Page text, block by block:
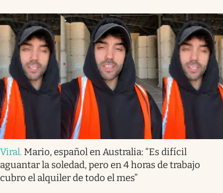
Viral. Mario, español en Australia: “Es difícil
aguantar la soledad, pero en 4 horas de trabajo
cubro el alquiler de todo el mes”